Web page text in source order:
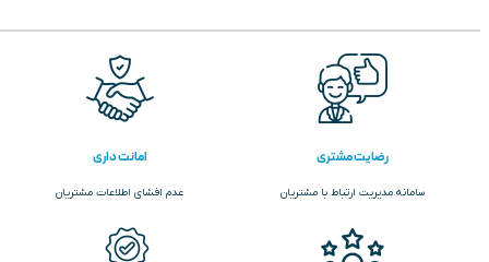
رضایت مشتری
سامانه مدیریت ارتباط با مشتریان
امانت داری
عدم افشای اطلاعات مشتریان